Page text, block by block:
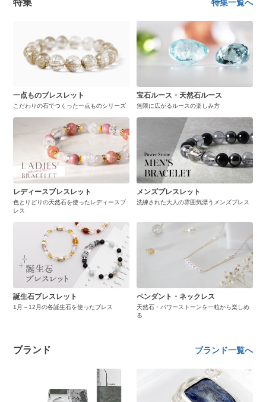
特集 特集一覧へ
一点ものブレスレット
こだわりの石でつくった一点ものシリーズ
宝石ルース・天然石ルース
無限に広がるルースの楽しみ方
レディースブレスレット
色とりどりの天然石を使ったレディースブ
レス
メンズブレスレット
洗練された大人の雰囲気漂うメンズブレス
誕生石ブレスレット
1月～12月の各誕生石を使ったブレス
ペンダント・ネックレス
天然石・パワーストーンを一粒から楽しめ
る
ブランド ブランド一覧へ